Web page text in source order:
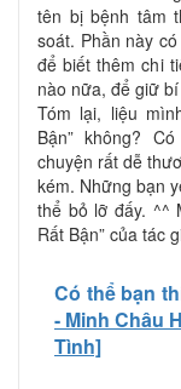
tên bị bệnh tâm
soát. Phần này
để biết thêm chi
nào nữa, để giữ
Tóm lại, liệu
Bận” không?
chuyện rất dễ
kém. Những bạn
thể bỏ lỡ đấy. ^^
Rất Bận” của tác
Có thể bạn
- Minh Châu
Tình]